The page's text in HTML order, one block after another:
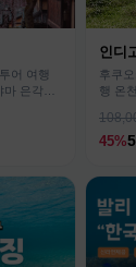
어 여행
은각사
인디
후쿠
행 온
45%